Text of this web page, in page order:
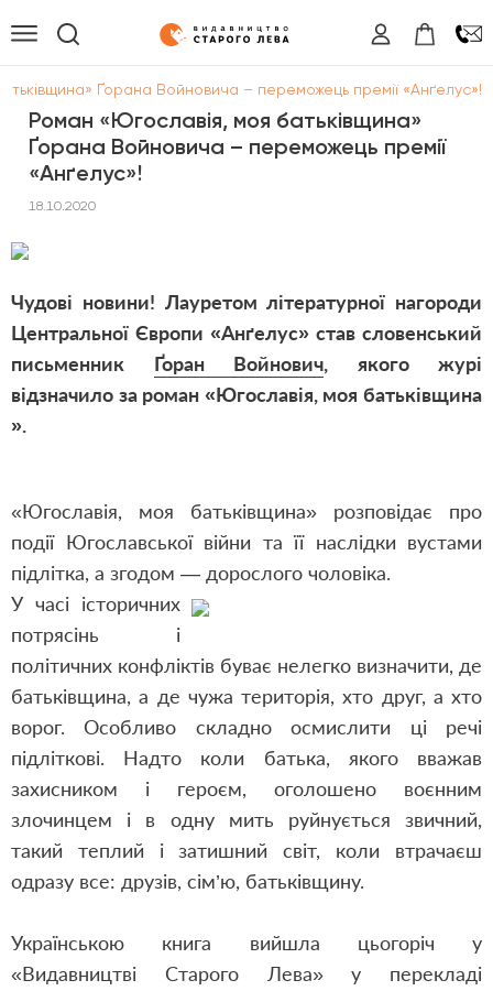
Ґорана Войновича – переможець премії «Анґелус»!
Роман «Югославія, моя батьківщина»
Ґорана Войновича – переможець премії
«Анґелус»!
18.10.2020
Чудові новини! Лауретом літературної нагороди
Центральної Європи «Анґелус» став словенський
письменник Ґоран Войнович, якого журі
відзначило за роман «Югославія, моя батьківщина
».
«Югославія, моя батьківщина» розповідає про
події Югославської війни та її наслідки вустами
підлітка, а згодом — дорослого чоловіка.
У часі історичних
потрясінь і
політичних конфліктів буває нелегко визначити, де
батьківщина, а де чужа територія, хто друг, а хто
ворог. Особливо складно осмислити ці речі
підліткові. Надто коли батька, якого вважав
захисником і героєм, оголошено воєнним
злочинцем і в одну мить руйнується звичний,
такий теплий і затишний світ, коли втрачаєш
одразу все: друзів, сім’ю, батьківщину.
Українською книга вийшла цьогоріч у
«Видавництві Старого Лева» у перекладі